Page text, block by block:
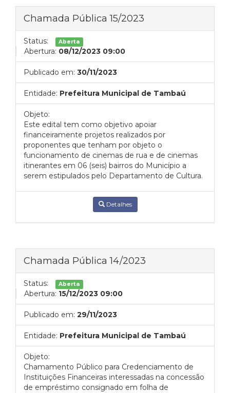
Chamada Pública 15/2023
Status: Aberta
Abertura: 08/12/2023 09:00
Publicado em: 30/11/2023
Entidade: Prefeitura Municipal de Tambaú
Objeto:
Este edital tem como objetivo apoiar
financeiramente projetos realizados por
proponentes que tenham por objeto o
funcionamento de cinemas de rua e de cinemas
itinerantes em 06 (seis) bairros do Município a
serem estipulados pelo Departamento de Cultura.
Detalhes
Chamada Pública 14/2023
Status: Aberta
Abertura: 15/12/2023 09:00
Publicado em: 29/11/2023
Entidade: Prefeitura Municipal de Tambaú
Objeto:
Chamamento Público para Credenciamento de
Instituições Financeiras interessadas na concessão
de empréstimo consignado em folha de